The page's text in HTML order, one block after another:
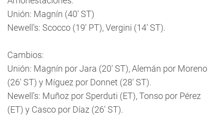
Unión: Magnín (40' ST)
Newell's: Scocco (19' PT), Vergini (14' ST).
Cambios:
Unión: Magnín por Jara (20' ST), Alemán por Moreno
(26' ST) y Míguez por Donnet (28' ST).
Newell's: Muñoz por Sperduti (ET), Tonso por Pérez
(ET) y Casco por Díaz (26' ST).